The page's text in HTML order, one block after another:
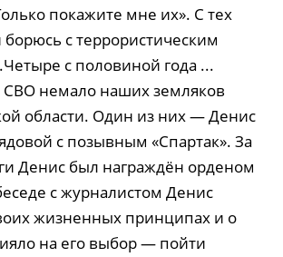
покажите мне их». С тех
с террористическим
с половиной года ...
СВО немало наших земляков
области. Один из них — Денис
с позывным «Спартак». За
Денис был награждён орденом
с журналистом Денис
жизненных принципах и о
на его выбор — пойти